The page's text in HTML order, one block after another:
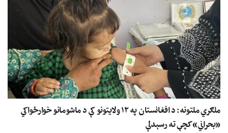
ملګري ملتونه: د افغانستان په ۱۲ ولایتونو کې د ماشومانو خوارځواکي
«بحراني» کچې ته رسېدلې